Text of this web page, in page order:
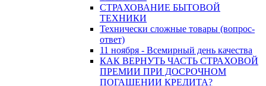
СТРАХОВАНИЕ БЫТОВОЙ
ТЕХНИКИ
Технически сложные товары (вопрос-
ответ)
11 ноября - Всемирный день качества
КАК ВЕРНУТЬ ЧАСТЬ СТРАХОВОЙ
ПРЕМИИ ПРИ ДОСРОЧНОМ
ПОГАШЕНИИ КРЕДИТА?